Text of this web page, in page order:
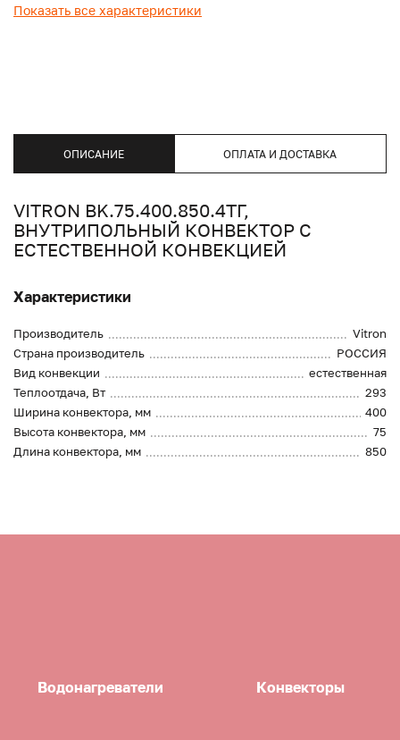
Показать все характеристики
ОПИСАНИЕ ОПЛАТА И ДОСТАВКА
VITRON BK.75.400.850.4ТГ,
ВНУТРИПОЛЬНЫЙ КОНВЕКТОР С
ЕСТЕСТВЕННОЙ КОНВЕКЦИЕЙ
Характеристики
Производитель
Vitron
Страна производитель
РОССИЯ
Вид конвекции
естественная
Теплоотдача, Вт
293
Ширина конвектора, мм
400
Высота конвектора, мм
75
Длина конвектора, мм
850
Водонагреватели Конвекторы